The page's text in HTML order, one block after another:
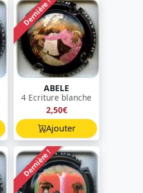
Dernière !
ABELE
4 Ecriture blanche
2,50€
Ajouter
Dernière !